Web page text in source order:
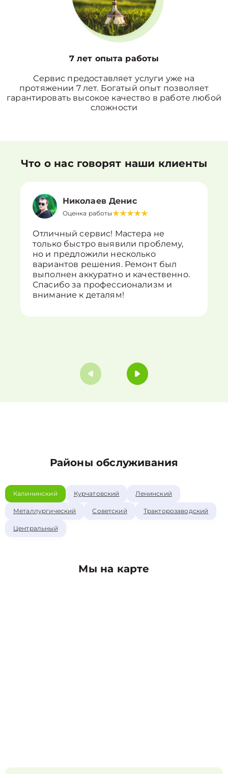
7 лет опыта работы
Сервис предоставляет услуги уже на
протяжении 7 лет. Богатый опыт позволяет
гарантировать высокое качество в работе любой
сложности
Что о нас говорят наши клиенты
Николаев Денис
Оценка работы
Отличный сервис! Мастера не
только быстро выявили проблему,
но и предложили несколько
вариантов решения. Ремонт был
выполнен аккуратно и качественно.
Спасибо за профессионализм и
внимание к деталям!
Районы обслуживания
Калининский Курчатовский Ленинский
Металлургический Советский Тракторозаводский
Центральный
Мы на карте